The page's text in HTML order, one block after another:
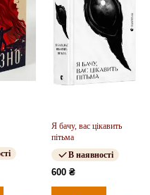
Я бачу, вас цікавить
пітьма
В наявності
600 ₴